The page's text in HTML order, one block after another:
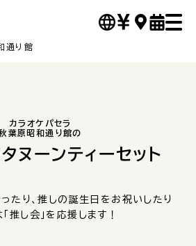
通り館
カラオケパセラ
葉原昭和通り館の
ヌーンティーセット
たり、推しの誕生日をお祝いしたり
推し会」を応援します！